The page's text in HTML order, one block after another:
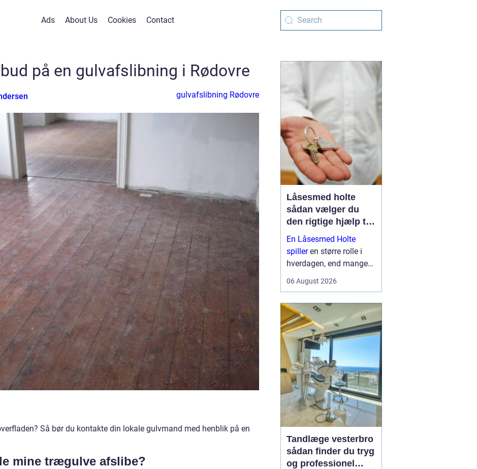
Ads About Us Cookies Contact
på en gulvafslibning i Rødovre
gulvafslibning Rødovre
Så bør du kontakte din lokale gulvmand med henblik på en
mine trægulve afslibe?
Låsesmed holte
sådan vælger du
den rigtige hjælp til
sikkerhed i
hverdagen
En Låsesmed Holte
spilleren større rolle i
hverdagen, end mange
nøglen knækker i låsen,
der skal opgraderes til
mere moderne
sikkerhedsløsnin...
06 August 2026
Tandlæge vesterbro
sådan finder du tryg
og professionel